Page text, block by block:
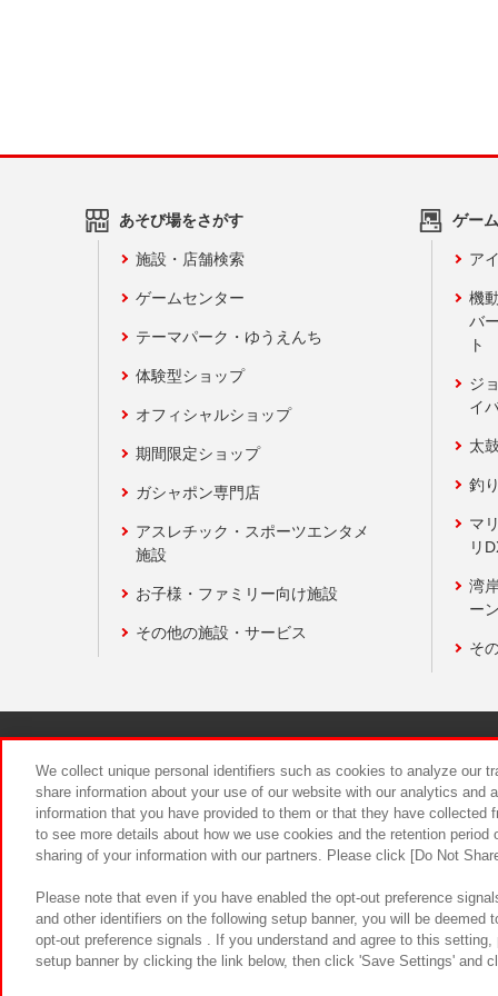
あそび場をさがす
施設・店舗検索
ゲームセンター
テーマパーク・ゆうえんち
体験型ショップ
オフィシャルショップ
期間限定ショップ
ガシャポン専門店
アスレチック・スポーツエンタメ
施設
お子様・ファミリー向け施設
その他の施設・サービス
ゲー
ア
機
バ
ト
ジ
イ
太
釣
マ
リ
湾
ー
そ
食品のご
We collect unique personal identifiers such as cookies to analyze our
share information about your use of our website with our analytics and
information that you have provided to them or that they have
to see more details about how we use cookies and the retention
sharing of your information with our partners. Please click [Do Not
Please note that even if you have enabled the opt-out preference
and other identifiers on the following setup banner, you will be
opt-out preference signals . If you understand and agree to this
setup banner by clicking the link below, then click 'Save Settings' and